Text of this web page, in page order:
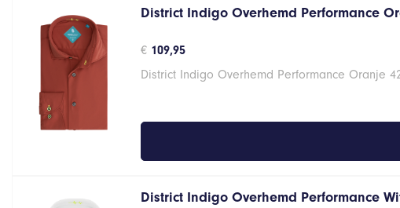
District Indigo Overhemd Performance
€ 109,95
District Indigo Overhemd Performance Oranje
District Indigo Overhemd Performance